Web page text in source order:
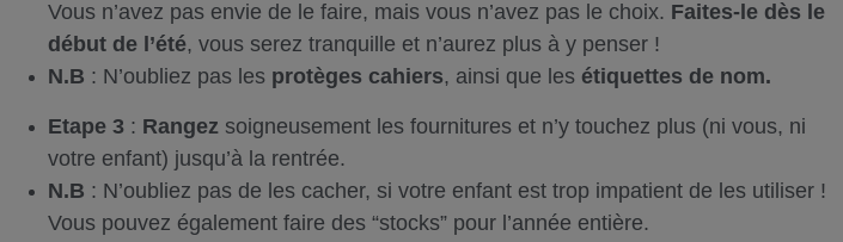
Vous n’avez pas envie de le faire, mais vous n’avez pas le choix. Faites-le dès le
début de l’été, vous serez tranquille et n’aurez plus à y penser !
N.B : N’oubliez pas les protèges cahiers, ainsi que les étiquettes de nom.
Etape 3 : Rangez soigneusement les fournitures et n’y touchez plus (ni vous, ni
votre enfant) jusqu’à la rentrée.
N.B : N’oubliez pas de les cacher, si votre enfant est trop impatient de les utiliser !
Vous pouvez également faire des “stocks” pour l’année entière.